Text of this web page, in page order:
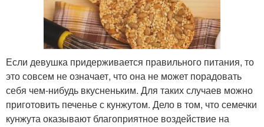
Если девушка придерживается правильного питания, то
это совсем не означает, что она не может порадовать
себя чем-нибудь вкусненьким. Для таких случаев можно
приготовить печенье с кунжутом. Дело в том, что семечки
кунжута оказывают благоприятное воздействие на